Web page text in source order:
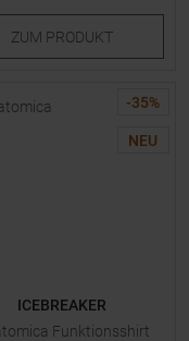
ZUM PRODUKT
-35%
NEU
ICEBREAKER
Funktionsshirt